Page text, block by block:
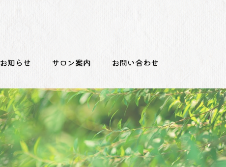
お知らせ サロン案内 お問い合わせ